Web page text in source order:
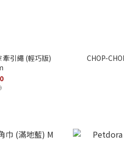
牽引繩 (輕巧版)
CHOP-